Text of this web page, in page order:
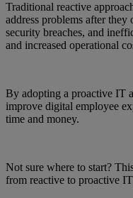
Traditional reactive
address problems after
security breaches, and
and increased operational
By adopting a proactive IT
improve digital employee
time and money.
Not sure where to start?
from reactive to proactive